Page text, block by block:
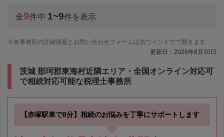
全9件中 1~9件を表示
各事務所の詳細情報とお問い合わせフォームは別ウィンドウで開きます
更新日：2026年8月10日
茨城 那珂郡東海村近隣エリア・全国オンライン対応可
で相続対応可能な税理士事務所
【赤塚駅車で8分】相続のお悩みを丁寧にサポートします